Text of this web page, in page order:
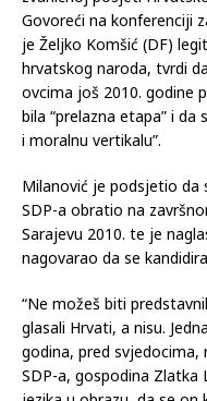
Ovo je istakao nakon
Hercegovine Denisom
zvaničnoj posjeti
Govoreći na konferenciji
je Željko Komšić (DF)
ovcima još 2010. godine
bila “prelazna etapa” i da
i moralnu vertikalu”.
Milanović je podsjetio da
SDP-a obratio na
Sarajevu 2010. te je
nagovarao da se
“Ne možeš biti